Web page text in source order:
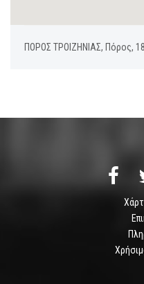
ΠΟΡΟΣ ΤΡΟΙΖΗΝΙΑΣ, Πόρος,